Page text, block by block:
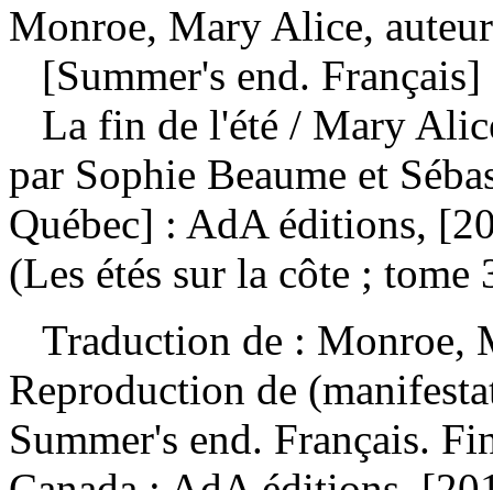
Monroe, Mary Alice, auteur
[Summer's end. Français]
La fin de l'été / Mary
par Sophie Beaume et
Québec] : AdA éditions,
(Les étés sur la côte ;
Traduction de : Monroe,
Reproduction de
Summer's end. Français.